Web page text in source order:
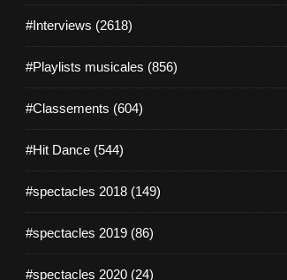
#Interviews (2618)
#Playlists musicales (856)
#Classements (604)
#Hit Dance (544)
#spectacles 2018 (149)
#spectacles 2019 (86)
#spectacles 2020 (24)